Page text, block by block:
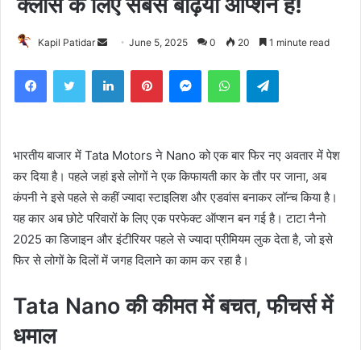
Kapil Patidar
Send June 5, 2025 0 20 1 minute read
FacebookTwitter LinkedInPinterestMessengerWhatsAppTelegram
भारतीय बाजार में Tata Motors ने Nano को एक बार फिर नए अवतार में पेश
कर दिया है। पहले जहां इसे लोगों ने एक किफायती कार के तौर पर जाना, अब
कंपनी ने इसे पहले से कहीं ज्यादा स्टाइलिश और एडवांस बनाकर लॉन्च किया है।
यह कार अब छोटे परिवारों के लिए एक परफेक्ट ऑप्शन बन गई है। टाटा नैनो
2025 का डिजाइन और इंटीरियर पहले से ज्यादा प्रीमियम लुक देता है, जो इसे
फिर से लोगों के दिलों में जगह दिलाने का काम कर रहा है।
Tata Nano की कीमत में बचत, फीचर्स में
धमाल